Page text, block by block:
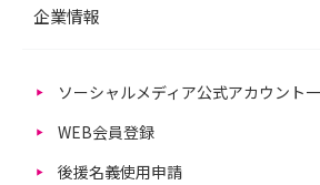
企業情報
ソーシャルメディア公式アカウント
WEB会員登録
後援名義使用申請